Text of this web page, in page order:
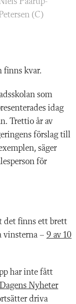
(C)
finns kvar.
som
idag
Trettio år av
förslag till
säger
för
det finns ett brett
vinsterna – 9 av 10
har inte fått
Dagens Nyheter
driva